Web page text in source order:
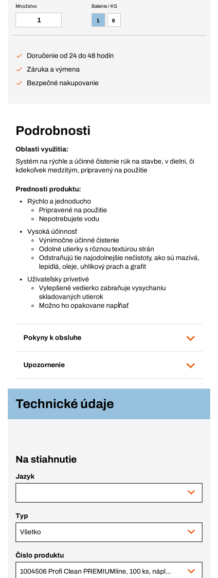
Balenie / KS
1 6
Množstvo
Doručenie od 24 do 48 hodín
Záruka a výmena
Bezpečné nakupovanie
Podrobnosti
Oblasti využitia:
Systém na rýchle a účinné čistenie rúk na stavbe, v dielni, či
kdekoľvek medzitým, pripravený na použitie
Prednosti produktu:
Rýchlo a jednoducho
Pripravené na použitie
Nepotrebujete vodu
Vysoká účinnosť
Výnimočne účinné čistenie
Odolné utierky s rôznou textúrou strán
Odstraňujú tie najodolnejšie nečistoty, ako sú mazivá,
lepidlá, oleje, uhlíkový prach a grafit
Užívateľsky prívetivé
Vylepšené vedierko zabraňuje vysychaniu
skladovaných utierok
Možno ho opakovane napĺňať
Pokyny k obsluhe
Upozornenie
Technické údaje
Na stiahnutie
Jazyk
Typ
Všetko
Číslo produktu
1004506 Profi Clean PREMIUMline, 100 ks, náplň do vedierka